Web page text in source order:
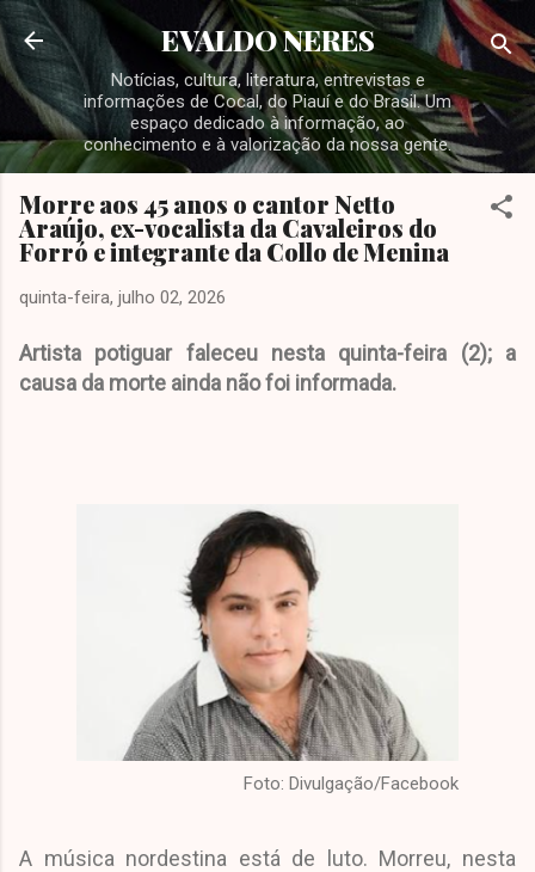
Pular para o conteúdo principal
EVALDO NERES
Notícias, cultura, literatura, entrevistas e
informações de Cocal, do Piauí e do Brasil. Um
espaço dedicado à informação, ao
conhecimento e à valorização da nossa gente.
Morre aos 45 anos o cantor Netto
Araújo, ex-vocalista da Cavaleiros do
Forró e integrante da Collo de Menina
quinta-feira, julho 02, 2026
Artista potiguar faleceu nesta quinta-feira (2); a
causa da morte ainda não foi informada.
Foto: Divulgação/Facebook
A música nordestina está de luto. Morreu, nesta